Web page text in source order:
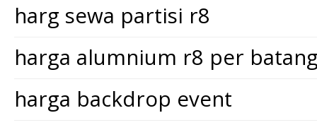
harg sewa partisi r8
harga alumnium r8 per
harga backdrop event